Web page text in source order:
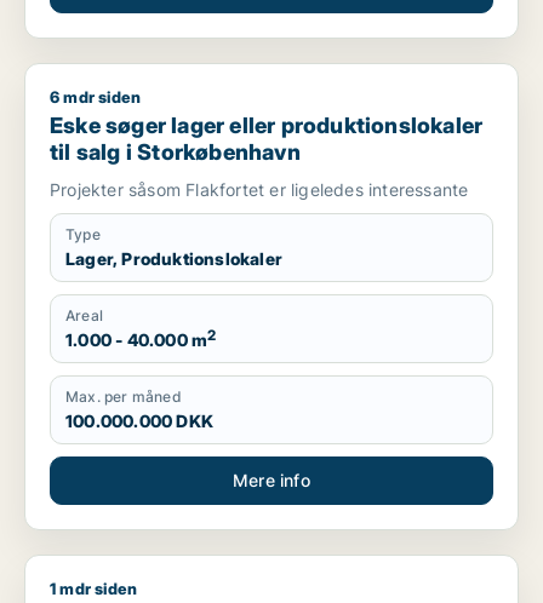
Eske søger lager eller produktionslokaler til salg i
6 mdr siden
Eske søger lager eller produktionslokaler
til salg i Storkøbenhavn
Projekter såsom Flakfortet er ligeledes interessante
Type
Lager, Produktionslokaler
Areal
1.000 - 40.000 m2
Max. per måned
100.000.000 DKK
Mere info
Jan søger lager, værksted, showroom, produktionslokaler
1 mdr siden